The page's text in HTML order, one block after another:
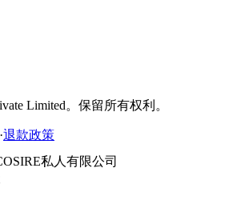
Limited。保留所有权利。
·退款政策
私人有限公司